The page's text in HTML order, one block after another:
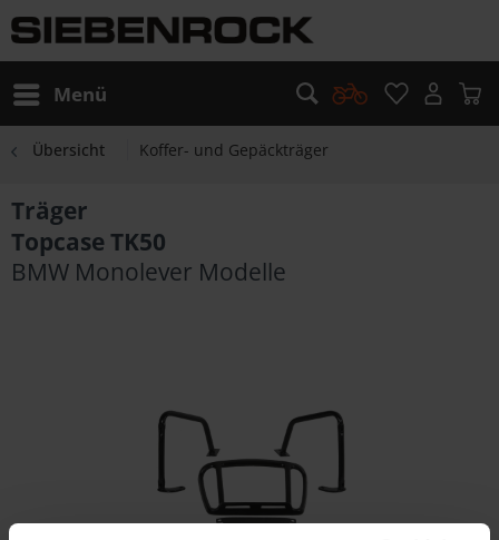
Menü
Übersicht Koffer- und Gepäckträger
Träger
Topcase TK50
BMW Monolever Modelle